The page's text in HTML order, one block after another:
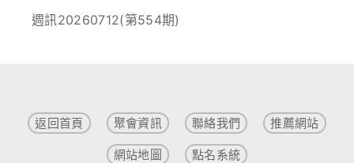
週訊20260712(第554期)
返回首頁 聚會資訊 聯絡我們 推薦網站
網站地圖 點名系統